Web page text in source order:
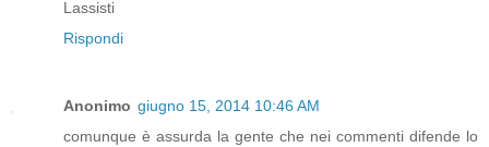
Lassisti
Rispondi
Anonimo giugno 15, 2014 10:46 AM
comunque è assurda la gente che nei commenti difende lo